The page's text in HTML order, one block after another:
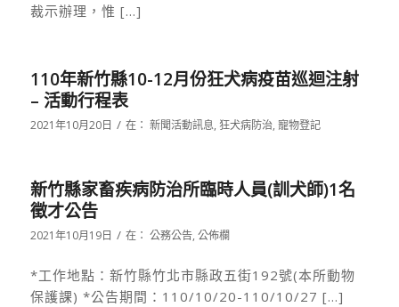
裁示辦理，惟 […]
110年新竹縣10-12月份狂犬病疫苗巡迴注射
– 活動行程表
2021年10月20日 / 在： 新聞活動訊息, 狂犬病防治, 寵物登記
新竹縣家畜疾病防治所臨時人員(訓犬師)1名
徵才公告
2021年10月19日 / 在： 公務公告, 公佈欄
*工作地點：新竹縣竹北市縣政五街192號(本所動物
保護課) *公告期間：110/10/20-110/10/27 […]